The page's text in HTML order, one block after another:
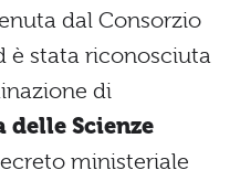
dal Consorzio
è stata riconosciuta
di
Scienze
ministeriale